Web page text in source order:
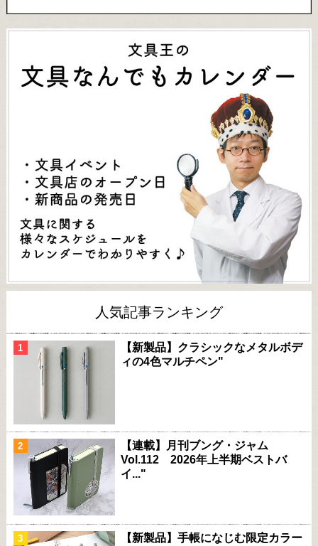
人気記事ランキング
【新製品】クラシックなメタルボデ
ィの4色マルチペン"
【連載】月刊ブング・ジャム
Vol.112 2026年上半期ベストバ
イ..."
【新製品】手帳になじむ限定カラー